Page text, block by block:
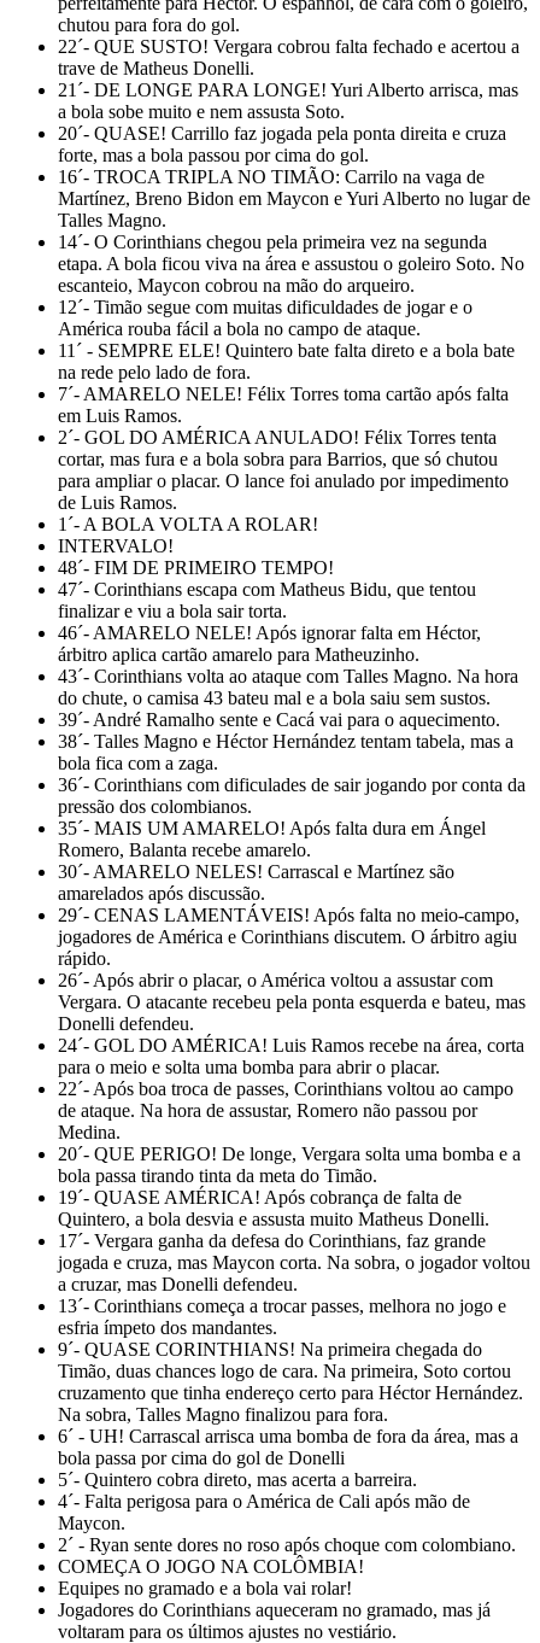
chutou para fora do gol.
22´- QUE SUSTO! Vergara cobrou falta fechado e acertou a
trave de Matheus Donelli.
21´- DE LONGE PARA LONGE! Yuri Alberto arrisca, mas
a bola sobe muito e nem assusta Soto.
20´- QUASE! Carrillo faz jogada pela ponta direita e cruza
forte, mas a bola passou por cima do gol.
16´- TROCA TRIPLA NO TIMÃO: Carrilo na vaga de
Martínez, Breno Bidon em Maycon e Yuri Alberto no lugar de
Talles Magno.
14´- O Corinthians chegou pela primeira vez na segunda
etapa. A bola ficou viva na área e assustou o goleiro Soto. No
escanteio, Maycon cobrou na mão do arqueiro.
12´- Timão segue com muitas dificuldades de jogar e o
América rouba fácil a bola no campo de ataque.
11´ - SEMPRE ELE! Quintero bate falta direto e a bola bate
na rede pelo lado de fora.
7´- AMARELO NELE! Félix Torres toma cartão após falta
em Luis Ramos.
2´- GOL DO AMÉRICA ANULADO! Félix Torres tenta
cortar, mas fura e a bola sobra para Barrios, que só chutou
para ampliar o placar. O lance foi anulado por impedimento
de Luis Ramos.
1´- A BOLA VOLTA A ROLAR!
INTERVALO!
48´- FIM DE PRIMEIRO TEMPO!
47´- Corinthians escapa com Matheus Bidu, que tentou
finalizar e viu a bola sair torta.
46´- AMARELO NELE! Após ignorar falta em Héctor,
árbitro aplica cartão amarelo para Matheuzinho.
43´- Corinthians volta ao ataque com Talles Magno. Na hora
do chute, o camisa 43 bateu mal e a bola saiu sem sustos.
39´- André Ramalho sente e Cacá vai para o aquecimento.
38´- Talles Magno e Héctor Hernández tentam tabela, mas a
bola fica com a zaga.
36´- Corinthians com dificulades de sair jogando por conta da
pressão dos colombianos.
35´- MAIS UM AMARELO! Após falta dura em Ángel
Romero, Balanta recebe amarelo.
30´- AMARELO NELES! Carrascal e Martínez são
amarelados após discussão.
29´- CENAS LAMENTÁVEIS! Após falta no meio-campo,
jogadores de América e Corinthians discutem. O árbitro agiu
rápido.
26´- Após abrir o placar, o América voltou a assustar com
Vergara. O atacante recebeu pela ponta esquerda e bateu, mas
Donelli defendeu.
24´- GOL DO AMÉRICA! Luis Ramos recebe na área, corta
para o meio e solta uma bomba para abrir o placar.
22´- Após boa troca de passes, Corinthians voltou ao campo
de ataque. Na hora de assustar, Romero não passou por
Medina.
20´- QUE PERIGO! De longe, Vergara solta uma bomba e a
bola passa tirando tinta da meta do Timão.
19´- QUASE AMÉRICA! Após cobrança de falta de
Quintero, a bola desvia e assusta muito Matheus Donelli.
17´- Vergara ganha da defesa do Corinthians, faz grande
jogada e cruza, mas Maycon corta. Na sobra, o jogador voltou
a cruzar, mas Donelli defendeu.
13´- Corinthians começa a trocar passes, melhora no jogo e
esfria ímpeto dos mandantes.
9´- QUASE CORINTHIANS! Na primeira chegada do
Timão, duas chances logo de cara. Na primeira, Soto cortou
cruzamento que tinha endereço certo para Héctor Hernández.
Na sobra, Talles Magno finalizou para fora.
6´ - UH! Carrascal arrisca uma bomba de fora da área, mas a
bola passa por cima do gol de Donelli
5´- Quintero cobra direto, mas acerta a barreira.
4´- Falta perigosa para o América de Cali após mão de
Maycon.
2´ - Ryan sente dores no roso após choque com colombiano.
COMEÇA O JOGO NA COLÔMBIA!
Equipes no gramado e a bola vai rolar!
Jogadores do Corinthians aqueceram no gramado, mas já
voltaram para os últimos ajustes no vestiário.